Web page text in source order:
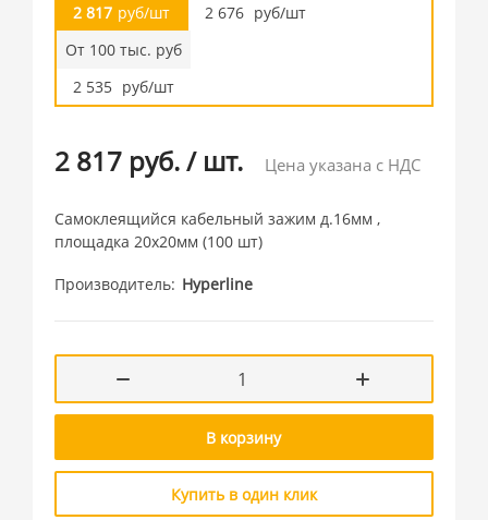
2 817 руб/шт
2 676 руб/шт
От 100 тыс. руб
2 535 руб/шт
2 817 руб./ шт. Цена указана с НДС
Самоклеящийся кабельный зажим д.16мм ,
площадка 20x20мм (100 шт)
Производитель Hyperline
В корзину
Купить в один клик